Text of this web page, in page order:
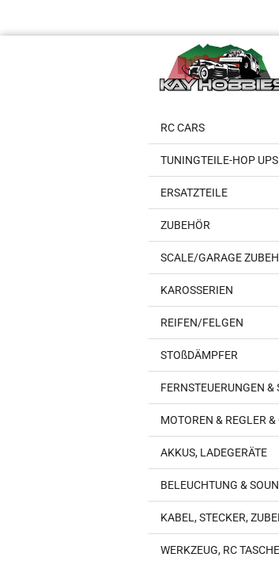
RC CARS
TUNINGTEILE-HOP UPS
ERSATZTEILE
ZUBEHÖR
SCALE/GARAGE
KAROSSERIEN
REIFEN/FELGEN
STOßDÄMPFER
FERNSTEUERUNGEN &
MOTOREN & REGLER &
AKKUS, LADEGERÄTE
BELEUCHTUNG &
KABEL, STECKER,
WERKZEUG, RC